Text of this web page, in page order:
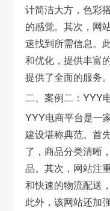
计简洁大方，色彩
的感觉。其次，网
速找到所需信息。
和优化，提供丰富
提供了全面的服务。
二、案例二：YYY
YYY电商平台是一
建设堪称典范。首
了，商品分类清晰
品。其次，网站注
和快速的物流配送
此外，该网站还加